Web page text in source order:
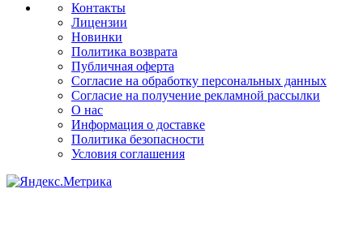
Контакты
Лицензии
Новинки
Политика возврата
Публичная оферта
Согласие на обработку персональных данных
Согласие на получение рекламной рассылки
О нас
Информация о доставке
Политика безопасности
Условия соглашения